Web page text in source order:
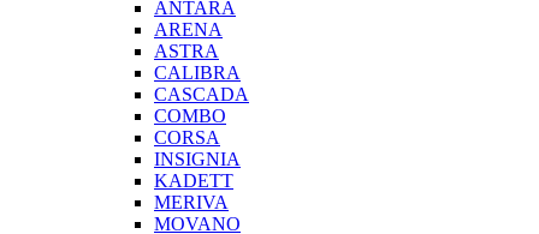
ANTARA
ARENA
ASTRA
CALIBRA
CASCADA
COMBO
CORSA
INSIGNIA
KADETT
MERIVA
MOVANO